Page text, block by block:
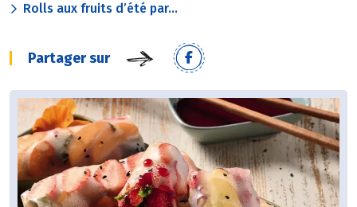
Rolls aux fruits d’été par...
Partager sur